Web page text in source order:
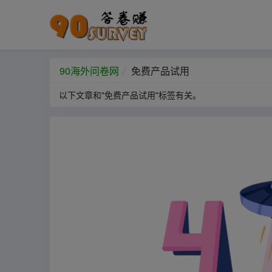
90海外问卷网 免费产品试用
以下文章和"免费产品试用"标签有关。